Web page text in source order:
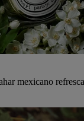
mexicano